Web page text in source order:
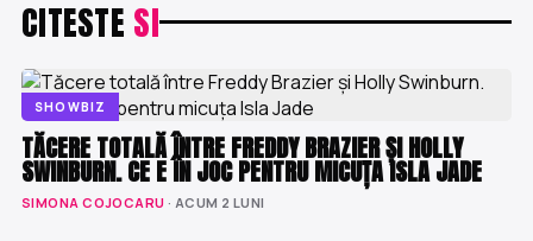
CITESTE SI
SHOWBIZ
TĂCERE TOTALĂ ÎNTRE FREDDY BRAZIER ȘI HOLLY
SWINBURN. CE E ÎN JOC PENTRU MICUȚA ISLA JADE
SIMONA COJOCARU · ACUM 2 LUNI